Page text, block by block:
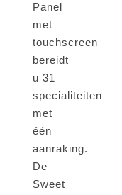
Panel
met
touchscreen
bereidt
u 31
specialiteiten
met
één
aanraking.
De
Sweet